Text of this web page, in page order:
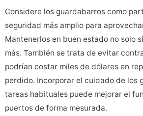
Considere los guardabarros como
seguridad más amplio para
Mantenerlos en buen estado no solo
más. También se trata de evitar
podrían costar miles de dólares en
perdido. Incorporar el cuidado de los
tareas habituales puede mejorar el
puertos de forma mesurada.